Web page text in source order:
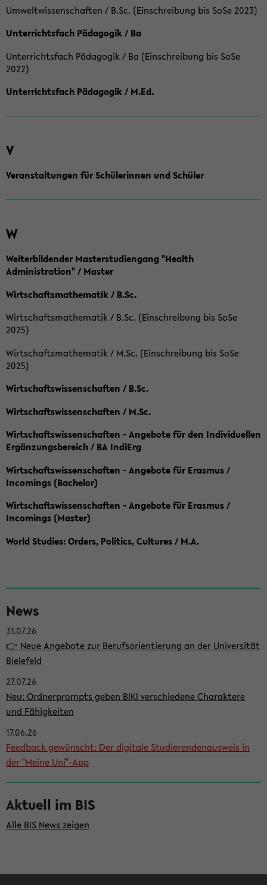
Umweltwissenschaften / B.Sc. (Einschreibung bis SoSe 2023)
Unterrichtsfach Pädagogik / Ba
Unterrichtsfach Pädagogik / Ba (Einschreibung bis SoSe
2022)
Unterrichtsfach Pädagogik / M.Ed.
V
Veranstaltungen für Schülerinnen und Schüler
W
Weiterbildender Masterstudiengang "Health
Administration" / Master
Wirtschaftsmathematik / B.Sc.
Wirtschaftsmathematik / B.Sc. (Einschreibung bis SoSe
2025)
Wirtschaftsmathematik / M.Sc. (Einschreibung bis SoSe
2025)
Wirtschaftswissenschaften / B.Sc.
Wirtschaftswissenschaften / M.Sc.
Wirtschaftswissenschaften - Angebote für den Individuellen
Ergänzungsbereich / BA IndiErg
Wirtschaftswissenschaften - Angebote für Erasmus /
Incomings (Bachelor)
Wirtschaftswissenschaften - Angebote für Erasmus /
Incomings (Master)
World Studies: Orders, Politics, Cultures / M.A.
e
i
t
e
n
l
e
i
s
t
e
News
31.07.26
👉 Neue Angebote zur Berufsorientierung an der Universität
Bielefeld
27.07.26
Neu: Ordnerprompts geben BIKI verschiedene Charaktere
und Fähigkeiten
17.06.26
Feedback gewünscht: Der digitale Studierendenausweis in
der "Meine Uni"-App
Aktuell im BIS
Alle BIS News zeigen